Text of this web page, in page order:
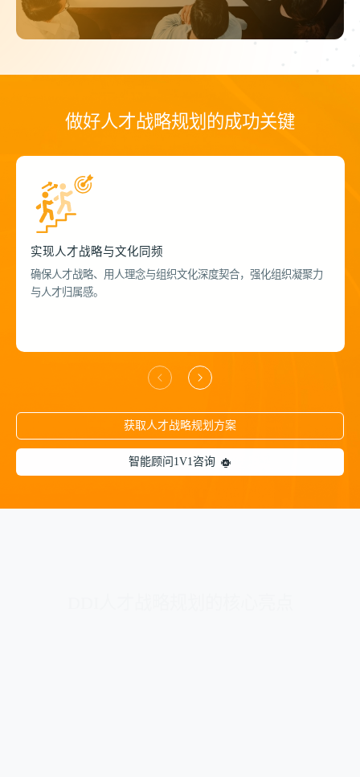
做好人才战略规划的成功关键
实现人才战略与文化同频
确保人才战略、用人理念与组织文化深度契合，强化组织凝聚力
与人才归属感。
获取人才战略规划方案
智能顾问1V1咨询